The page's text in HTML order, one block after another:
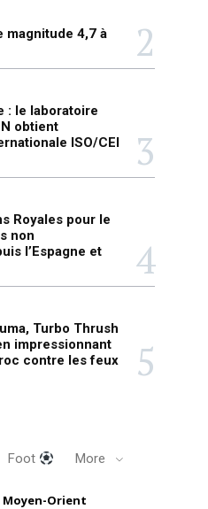
magnitude 4,7 à
: le laboratoire
obtient
ISO/CEI
Royales pour le
non
l’Espagne et
Turbo Thrush
impressionnant
contre les feux
Foot More
Moyen-Orient